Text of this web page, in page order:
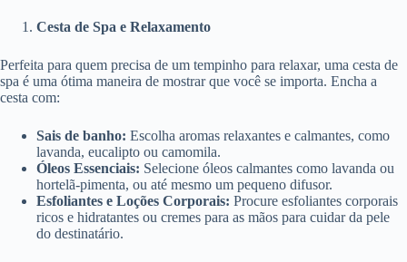
Cesta de Spa e Relaxamento
Perfeita para quem precisa de um tempinho para relaxar, uma cesta de
spa é uma ótima maneira de mostrar que você se importa. Encha a
cesta com:
Sais de banho: Escolha aromas relaxantes e calmantes, como
lavanda, eucalipto ou camomila.
Óleos Essenciais: Selecione óleos calmantes como lavanda ou
hortelã-pimenta, ou até mesmo um pequeno difusor.
Esfoliantes e Loções Corporais: Procure esfoliantes corporais
ricos e hidratantes ou cremes para as mãos para cuidar da pele
do destinatário.